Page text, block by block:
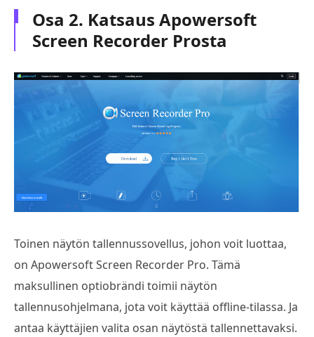
Osa 2. Katsaus Apowersoft
Screen Recorder Prosta
Toinen näytön tallennussovellus, johon voit luottaa,
on Apowersoft Screen Recorder Pro. Tämä
maksullinen optiobrändi toimii näytön
tallennusohjelmana, jota voit käyttää offline-tilassa. Ja
antaa käyttäjien valita osan näytöstä tallennettavaksi.